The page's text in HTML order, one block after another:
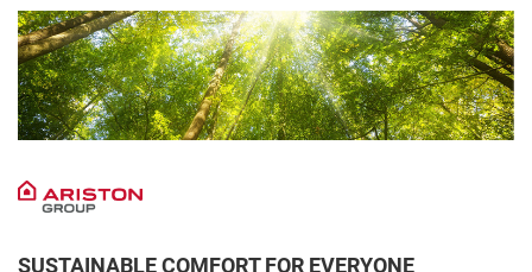
SUSTAINABLE COMFORT FOR EVERYONE